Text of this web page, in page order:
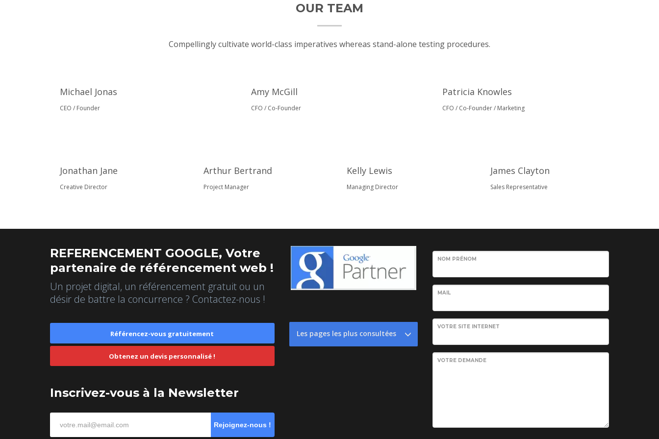
OUR TEAM
Compellingly cultivate world-class imperatives whereas stand-alone testing procedures.
Michael Jonas
CEO / Founder
Amy McGill
CFO / Co-Founder
Patricia Knowles
CFO / Co-Founder / Marketing
Jonathan Jane
Creative Director
Arthur Bertrand
Project Manager
Kelly Lewis
Managing Director
James Clayton
Sales Representative
REFERENCEMENT GOOGLE, Votre
partenaire de référencement web !
Un projet digital, un référencement gratuit ou un
désir de battre la concurrence ? Contactez-nous !
Référencez-vous gratuitement
Obtenez un devis personnalisé !
Inscrivez-vous à la Newsletter
Rejoignez-nous !
Les pages les plus consultées
NOM PRÉNOM
MAIL
VOTRE SITE INTERNET
VOTRE DEMANDE